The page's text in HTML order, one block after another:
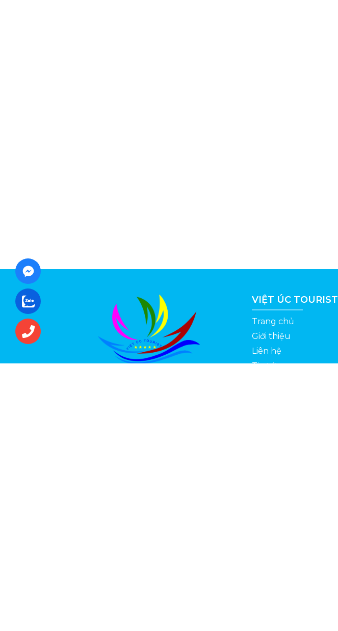
VIỆT ÚC TOURIST
Trang chủ
Giới thiệu
Liên hệ
Tin tức